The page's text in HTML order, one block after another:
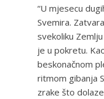
“U mjesecu
Svemira.
svekoliku
je u pokretu.
beskonačnom
ritmom gibanja
zrake što